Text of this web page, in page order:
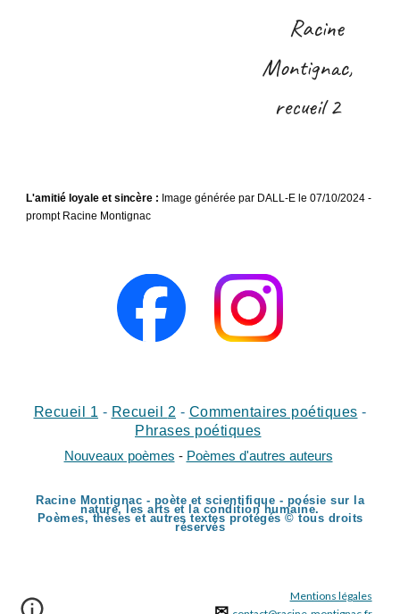
Racine
Montignac,
recueil 2
L'amitié loyale et sincère : Image générée par DALL-E le 07/10/2024 -
prompt Racine Montignac
Recueil 1 - Recueil 2 - Commentaires poétiques -
Phrases poétiques
Nouveaux poèmes - Poèmes d'autres auteurs
Racine Montignac - poète et scientifique - poésie sur la
nature, les arts et la condition humaine.
Poèmes, thèses et autres textes protégés © tous droits
réservés
Mentions légales